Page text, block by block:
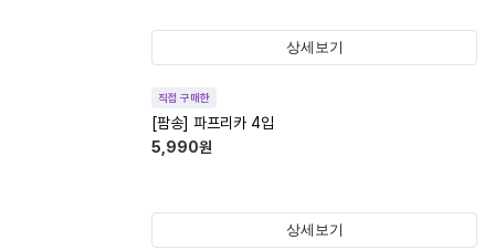
상세보기
직접 구매한
[팜송] 파프리카 4입
5,990원
상세보기